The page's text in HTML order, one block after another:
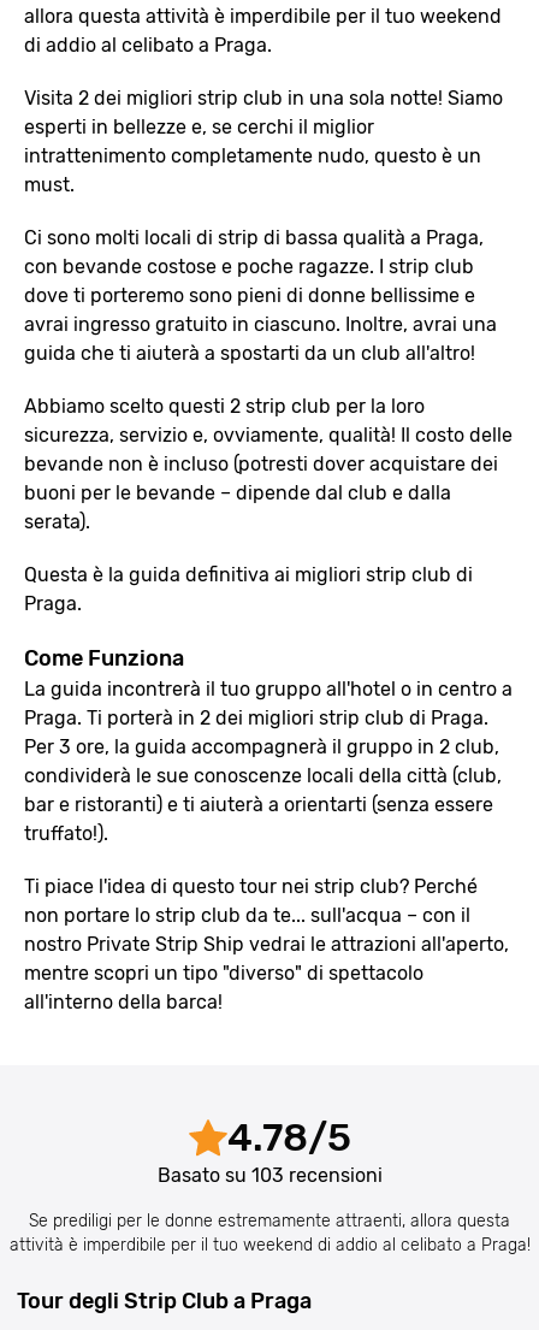
allora questa attività è imperdibile per il tuo weekend
di addio al celibato a Praga.
Visita 2 dei migliori strip club in una sola notte! Siamo
esperti in bellezze e, se cerchi il miglior
intrattenimento completamente nudo, questo è un
must.
Ci sono molti locali di strip di bassa qualità a Praga,
con bevande costose e poche ragazze. I strip club
dove ti porteremo sono pieni di donne bellissime e
avrai ingresso gratuito in ciascuno. Inoltre, avrai una
guida che ti aiuterà a spostarti da un club all'altro!
Abbiamo scelto questi 2 strip club per la loro
sicurezza, servizio e, ovviamente, qualità! Il costo delle
bevande non è incluso (potresti dover acquistare dei
buoni per le bevande – dipende dal club e dalla
serata).
Questa è la guida definitiva ai migliori strip club di
Praga.
Come Funziona
La guida incontrerà il tuo gruppo all'hotel o in centro a
Praga. Ti porterà in 2 dei migliori strip club di Praga.
Per 3 ore, la guida accompagnerà il gruppo in 2 club,
condividerà le sue conoscenze locali della città (club,
bar e ristoranti) e ti aiuterà a orientarti (senza essere
truffato!).
Ti piace l'idea di questo tour nei strip club? Perché
non portare lo strip club da te... sull'acqua – con il
nostro Private Strip Ship vedrai le attrazioni all'aperto,
mentre scopri un tipo "diverso" di spettacolo
all'interno della barca!
4.78/5
Basato su 103 recensioni
Se prediligi per le donne estremamente attraenti, allora questa
attività è imperdibile per il tuo weekend di addio al celibato a Praga!
Tour degli Strip Club a Praga